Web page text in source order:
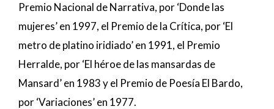
Premio Nacional de Narrativa, por ‘Donde las
mujeres’ en 1997, el Premio de la Crítica, por ‘El
metro de platino iridiado’ en 1991, el Premio
Herralde, por ‘El héroe de las mansardas de
Mansard’ en 1983 y el Premio de Poesía El Bardo,
por ‘Variaciones’ en 1977.